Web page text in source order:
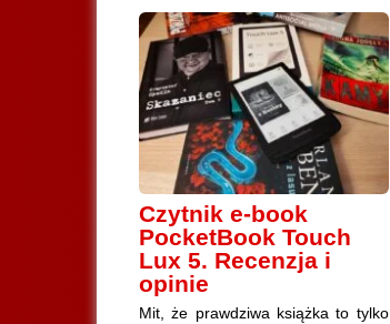
Czytnik e-book
PocketBook Touch
Lux 5. Recenzja i
opinie
Mit, że prawdziwa książka to tylko